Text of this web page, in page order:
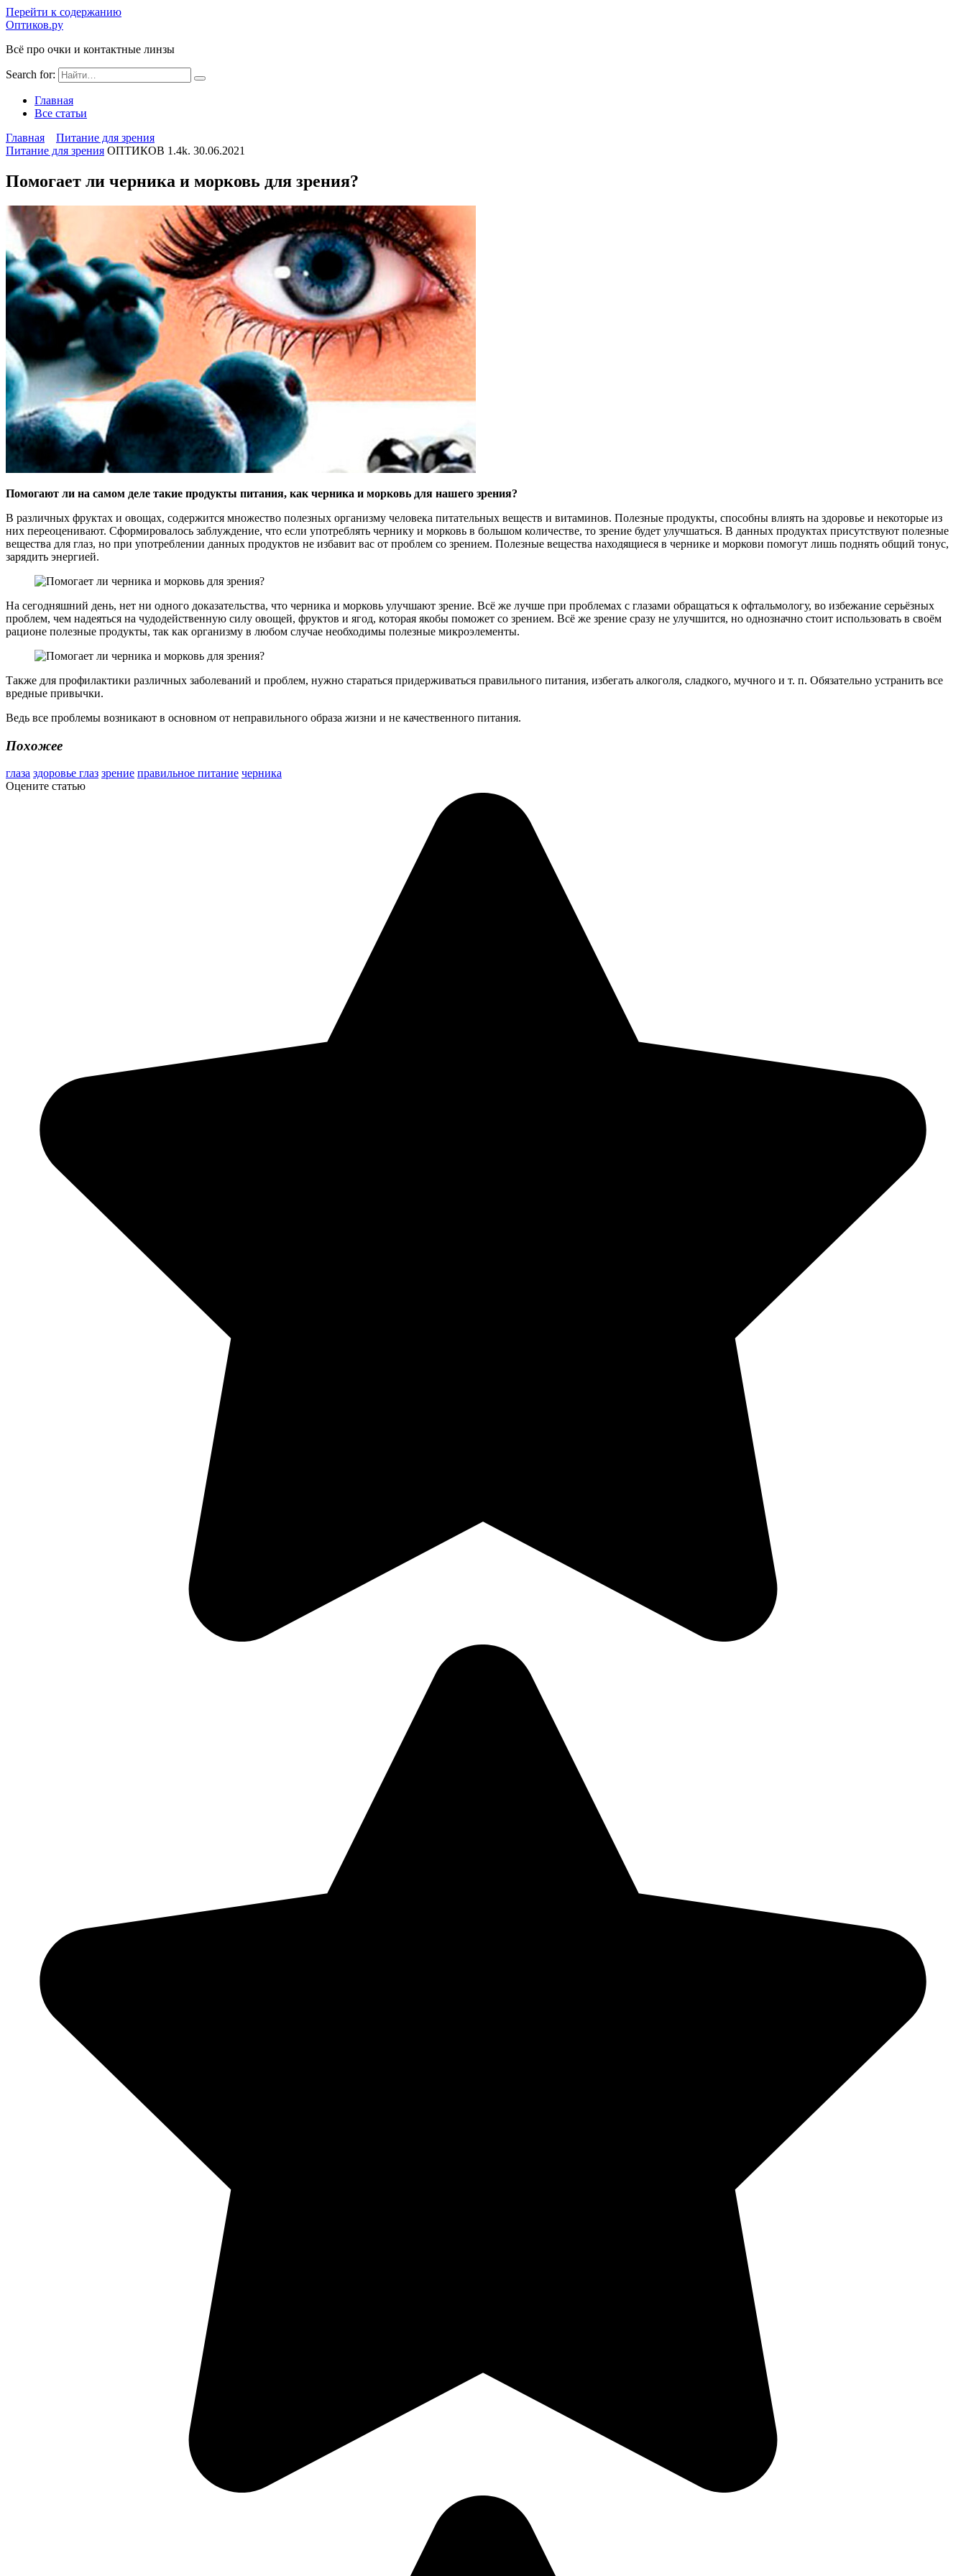
Перейти к содержанию
Оптиков.ру
Всё про очки и контактные линзы
Search for:
Главная
Все статьи
Главная
Питание для зрения
Питание для зрения ОПТИКОВ 1.4k. 30.06.2021
Помогает ли черника и морковь для зрения?
Помогают ли на самом деле такие продукты питания, как черника и морковь для нашего зрения?
В различных фруктах и овощах, содержится множество полезных организму человека питательных веществ и витаминов. Полезные продукты, способны влиять на здоровье и некоторые из
них переоценивают. Сформировалось заблуждение, что если употреблять чернику и морковь в большом количестве, то зрение будет улучшаться. В данных продуктах присутствуют полезные
вещества для глаз, но при употреблении данных продуктов не избавит вас от проблем со зрением. Полезные вещества находящиеся в чернике и моркови помогут лишь поднять общий тонус,
зарядить энергией.
На сегодняшний день, нет ни одного доказательства, что черника и морковь улучшают зрение. Всё же лучше при проблемах с глазами обращаться к офтальмологу, во избежание серьёзных
проблем, чем надеяться на чудодейственную силу овощей, фруктов и ягод, которая якобы поможет со зрением. Всё же зрение сразу не улучшится, но однозначно стоит использовать в своём
рационе полезные продукты, так как организму в любом случае необходимы полезные микроэлементы.
Также для профилактики различных заболеваний и проблем, нужно стараться придерживаться правильного питания, избегать алкоголя, сладкого, мучного и т. п. Обязательно устранить все
вредные привычки.
Ведь все проблемы возникают в основном от неправильного образа жизни и не качественного питания.
Похожее
глаза здоровье глаз зрение правильное питание черника
Оцените статью